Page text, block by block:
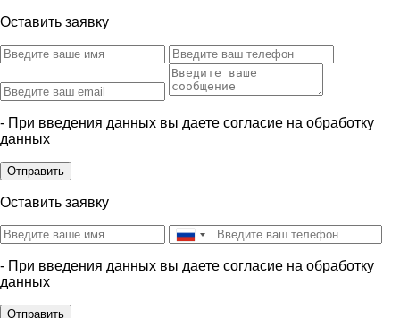
Оставить заявку
- При введения данных вы даете согласие на обработку
данных
Отправить
Оставить заявку
- При введения данных вы даете согласие на обработку
данных
Отправить